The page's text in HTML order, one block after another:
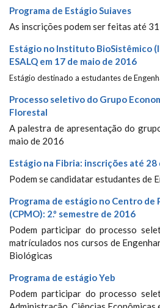
Programa de Estágio Suiaves
As inscrições podem ser feitas até
Estágio no Instituto BioSistêmico
ESALQ em 17 de maio de 2016
Estágio destinado a estudantes de
Processo seletivo do Grupo
Florestal
A palestra de apresentação do
maio de 2016
Estágio na Fibria: inscrições até 28
Podem se candidatar estudantes de
Programa de estágio no Centro de
(CPMO): 2.º semestre de 2016
Podem participar do processo
matrículados nos cursos de
Biológicas
Programa de estágio Yeb
Podem participar do processo